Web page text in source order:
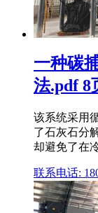
一种碳
法.pdf 8
该系统采用
了石灰石分
却避免了在
联系电话: